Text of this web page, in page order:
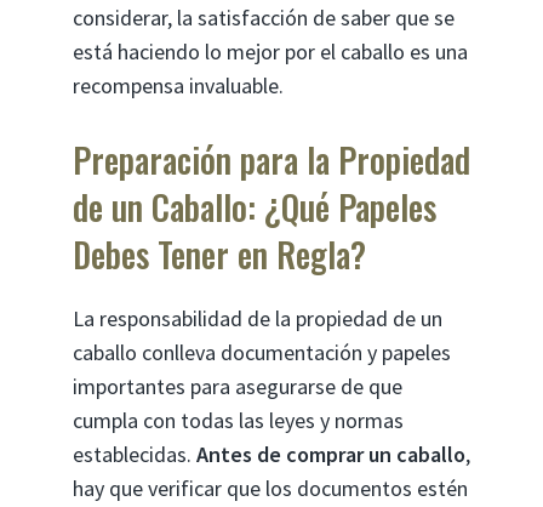
considerar, la satisfacción de saber que se
está haciendo lo mejor por el caballo es una
recompensa invaluable.
Preparación para la Propiedad
de un Caballo: ¿Qué Papeles
Debes Tener en Regla?
La responsabilidad de la propiedad de un
caballo conlleva documentación y papeles
importantes para asegurarse de que
cumpla con todas las leyes y normas
establecidas. Antes de comprar un caballo,
hay que verificar que los documentos estén